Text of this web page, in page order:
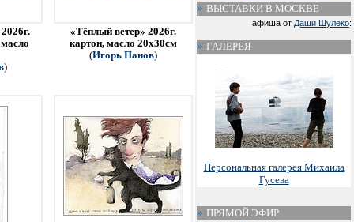
)
«Тёплый ветер» 2026г.
картон, масло 20х30см
(Игорь Панов)
ВЫСТАВКИ В МОСКВЕ
афиша от Даши Шулеко:
ГАЛЕРЕЯ
Персональная галерея Михаила
Гусева
ПРЯМОЙ ЭФИР